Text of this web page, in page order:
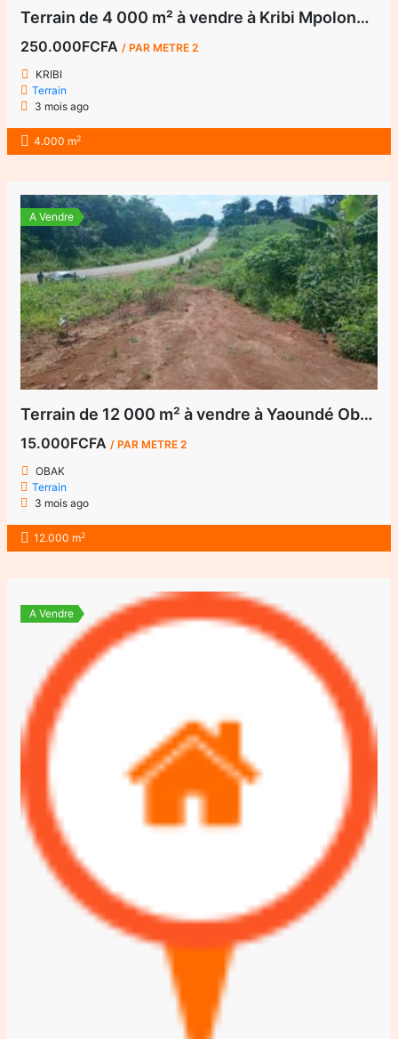
Terrain de 4 000 m² à vendre à Kribi Mpolongwé – Idéal projet hôtelier et touristique
250.000FCFA/ PAR METRE 2
KRIBI
Terrain
3 mois ago
4.000 m2
A Vendre
Terrain de 12 000 m² à vendre à Yaoundé Obak – Bordure route principale bitumée
15.000FCFA/ PAR METRE 2
OBAK
Terrain
3 mois ago
12.000 m2
A Vendre